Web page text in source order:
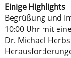
Einige Highlights
Begrüßung und
10:00 Uhr mit
Dr. Michael